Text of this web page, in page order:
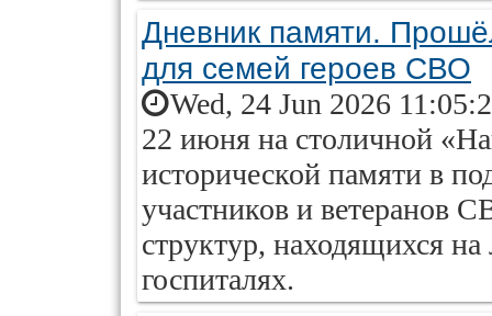
Дневник памяти.
для семей героев СВО
Wed, 24 Jun 2026
22 июня на столичной
исторической памяти в
участников и ветеранов
структур, находящихся
госпиталях.